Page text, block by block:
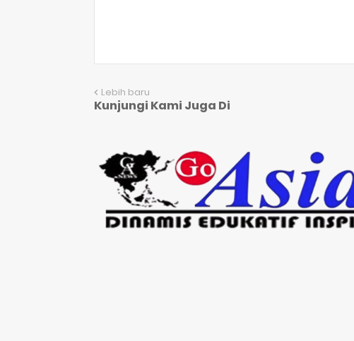
Lebih baru
Kunjungi Kami Juga Di